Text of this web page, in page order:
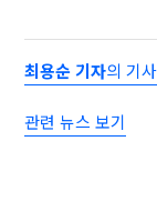
최용순 기자의 기
관련 뉴스 보기